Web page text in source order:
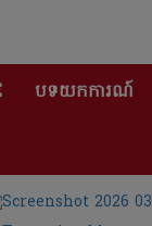
បទយកការណ៍